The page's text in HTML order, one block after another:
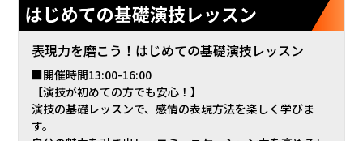
表現力を磨こう！はじめての基礎演技レッスン
■開催時間13:00-16:00
【演技が初めての方でも安心！】
演技の基礎レッスンで、感情の表現方法を楽しく学びま
す。